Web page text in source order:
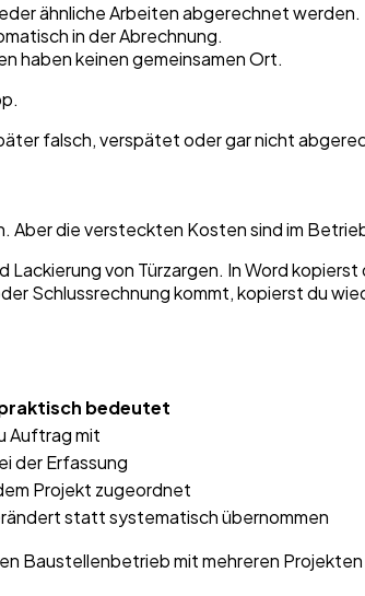
ähnliche Arbeiten abgerechnet werden.
in der Abrechnung.
haben keinen gemeinsamen Ort.
falsch, verspätet oder gar nicht
die versteckten Kosten sind im
von Türzargen. In Word
Schlussrechnung kommt, kopierst du
bedeutet
Auftrag mit
der Erfassung
Projekt zugeordnet
statt systematisch übernommen
Baustellenbetrieb mit mehreren